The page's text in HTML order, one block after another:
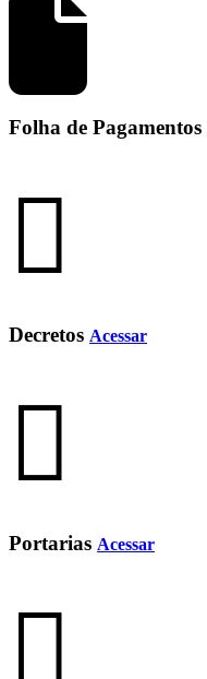
Folha de Pagamentos
Decretos Acessar
Portarias Acessar